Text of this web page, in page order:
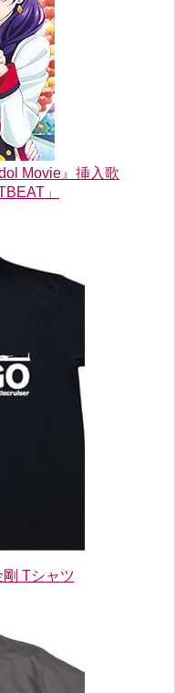
Movie』挿入歌
」
Tシャツ